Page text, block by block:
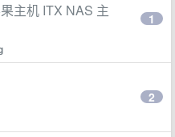
主机 ITX NAS 主
1
2